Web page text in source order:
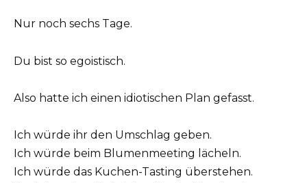
Nur noch sechs Tage.
Du bist so egoistisch.
Also hatte ich einen idiotischen Plan gefasst.
Ich würde ihr den Umschlag geben.
Ich würde beim Blumenmeeting lächeln.
Ich würde das Kuchen-Tasting überstehen.